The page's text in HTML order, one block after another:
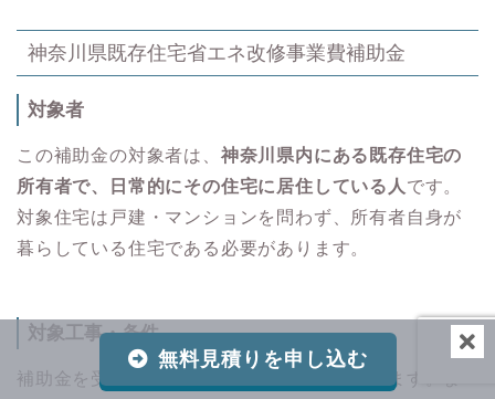
神奈川県既存住宅省エネ改修事業費補助金
対象者
この補助金の対象者は、 神奈川県内にある既存住宅の
所有者で、日常的にその住宅に居住している人 です。
対象住宅は戸建・マンションを問わず、所有者自身が
暮らしている住宅である必要があります。
対象工事・条件
補助金を受けるには、次のような要件があります。ま
無料見積りを申し込む